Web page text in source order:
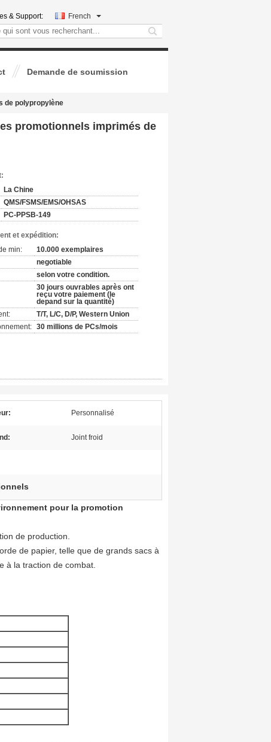
& Support: French
search
Demande de soumission
de polypropylène
promotionnels imprimés de
La Chine
QMS/FSMS/EMS/OHSAS
PC-PPSB-149
et expédition:
min:
10.000 exemplaires
negotiable
selon votre condition.
30 jours ouvrables après ont
reçu votre paiement (le
depand sur la quantité)
T/T, L/C, D/P, Western Union
30 millions de PCs/mois
Personnalisé
Joint froid
pour la promotion
de production.
de papier, telle que de grands sacs à
à la traction de combat.